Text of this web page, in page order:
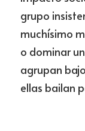
grupo
muchísimo
o dominar
agrupan
ellas bailan